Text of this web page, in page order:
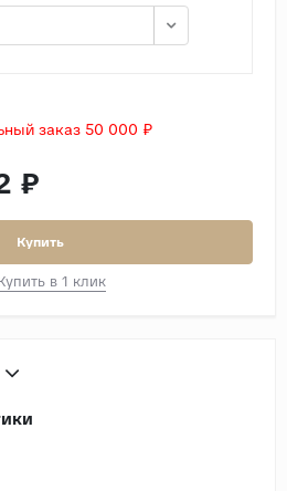
заказ 50 000 ₽
₽
Купить
в 1 клик